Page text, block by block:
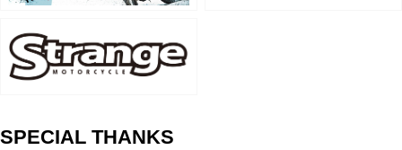
SPECIAL THANKS